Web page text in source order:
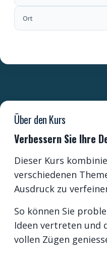
Ort
Über den Kurs
Verbessern Sie Ihre
Dieser Kurs
verschiedenen
Ausdruck zu
So können Sie
Ideen vertreten und
vollen Zügen